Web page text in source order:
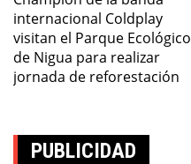
de
entradas
internacional Coldplay
visitan el Parque Ecológico
de Nigua para realizar
jornada de reforestación
PUBLICIDAD